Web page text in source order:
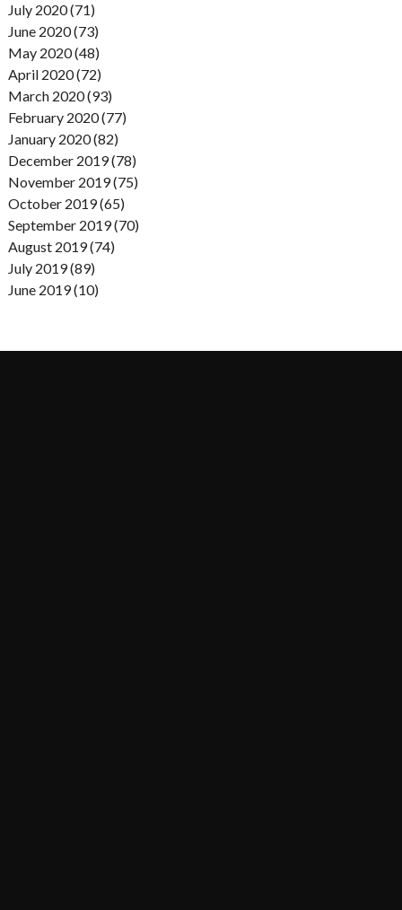
July 2020 (71)
June 2020 (73)
May 2020 (48)
April 2020 (72)
March 2020 (93)
February 2020 (77)
January 2020 (82)
December 2019 (78)
November 2019 (75)
October 2019 (65)
September 2019 (70)
August 2019 (74)
July 2019 (89)
June 2019 (10)